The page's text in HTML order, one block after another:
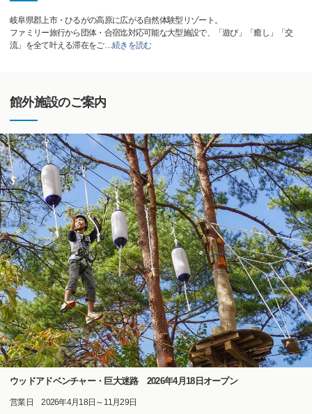
岐阜県郡上市・ひるがの高原に広がる自然体験型リゾート。
ファミリー旅行から団体・合宿迄対応可能な大型施設で、「遊び」「癒し」「交
流」を全て叶える滞在をご…続きを読む
館外施設のご案内
ウッドアドベンチャー・巨大迷路 2026年4月18日オープン
営業日 2026年4月18日～11月29日